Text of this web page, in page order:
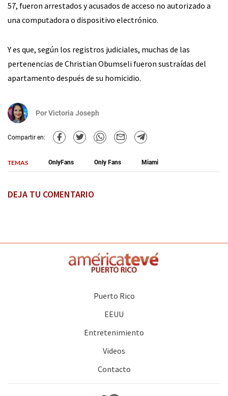
57, fueron arrestados y acusados de acceso no autorizado a
una computadora o dispositivo electrónico.
Y es que, según los registros judiciales, muchas de las
pertenencias de Christian Obumseli fueron sustraídas del
apartamento después de su homicidio.
PorVictoria Joseph
Compartir en:
TEMAS OnlyFans Only Fans Miami
DEJA TU COMENTARIO
Puerto Rico
EEUU
Entretenimiento
Videos
Contacto